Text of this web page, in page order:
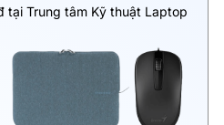
tại Trung tâm Kỹ thuật Laptop